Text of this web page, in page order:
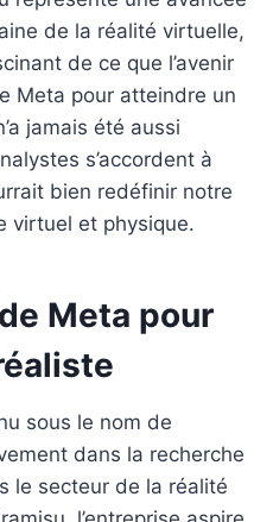
de la réalité virtuelle,
de ce que l’avenir
Meta pour atteindre un
jamais été aussi
s’accordent à
bien redéfinir notre
virtuel et physique.
Meta pour
sous le nom de
dans la recherche
le secteur de la réalité